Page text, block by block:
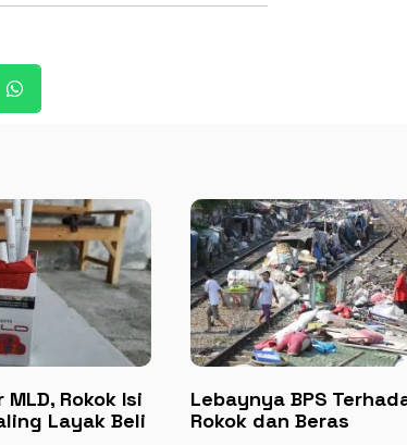
Rokok Isi
Layak Beli
Lebaynya BPS
Rokok dan Beras